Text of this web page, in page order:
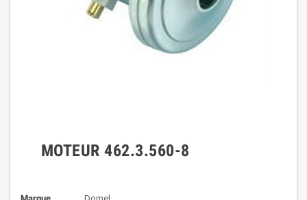
MOTEUR 462.3.560-8